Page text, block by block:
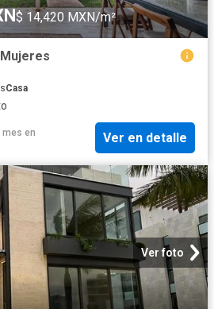
$ 14,420 MXN/m²
Casa
mes en
Ver en detalle
Ver foto